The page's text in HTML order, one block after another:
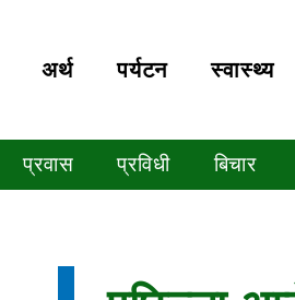
अर्थ पर्यटन स्वास्थ्य
प्रवास प्रविधी बिचार